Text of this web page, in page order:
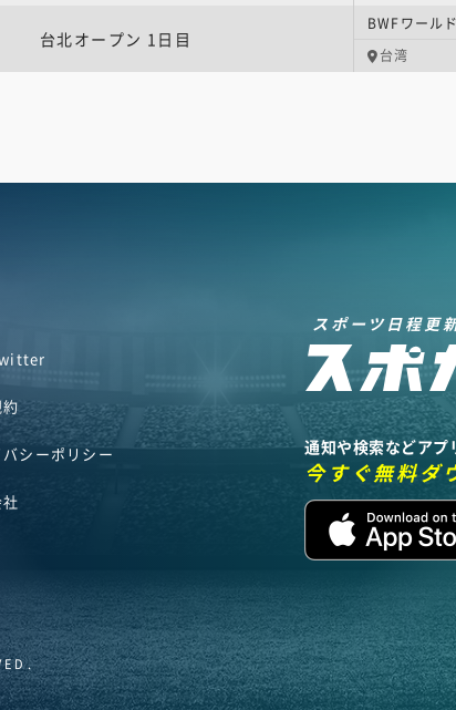
台北オープン 1日目
BWFワー
台湾
シーポリシー
スポーツ日程更
通知や検索などア
今すぐ無料ダ